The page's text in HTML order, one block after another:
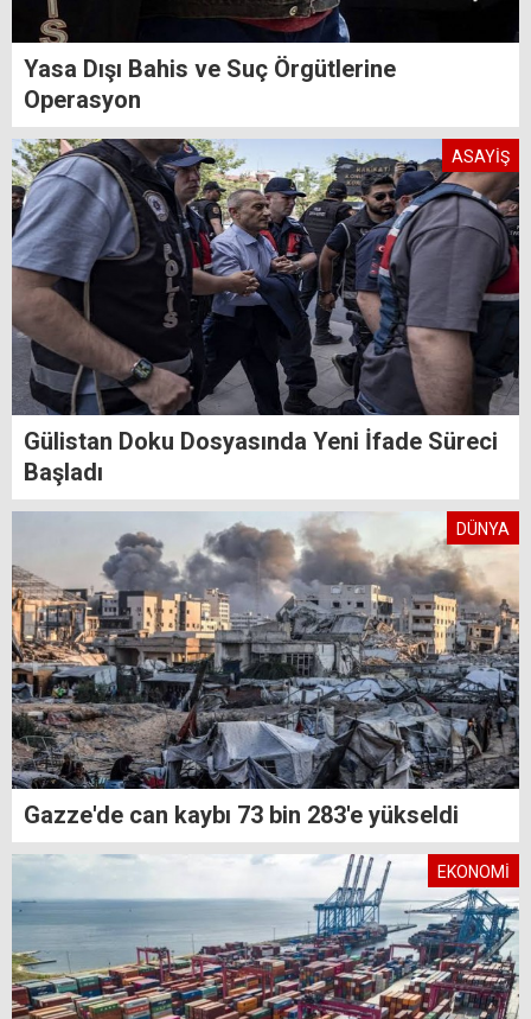
Yasa Dışı Bahis ve Suç Örgütlerine
Operasyon
ASAYİŞ
Gülistan Doku Dosyasında Yeni İfade Süreci
Başladı
DÜNYA
Gazze'de can kaybı 73 bin 283'e yükseldi
EKONOMİ